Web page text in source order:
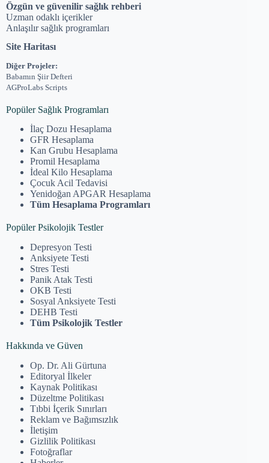
Özgün ve güvenilir sağlık rehberi
Uzman odaklı içerikler
Anlaşılır sağlık programları
Site Haritası
Diğer Projeler:
Babamın Şiir Defteri
AGProLabs Scripts
Popüler Sağlık Programları
İlaç Dozu Hesaplama
GFR Hesaplama
Kan Grubu Hesaplama
Promil Hesaplama
İdeal Kilo Hesaplama
Çocuk Acil Tedavisi
Yenidoğan APGAR Hesaplama
Tüm Hesaplama Programları
Popüler Psikolojik Testler
Depresyon Testi
Anksiyete Testi
Stres Testi
Panik Atak Testi
OKB Testi
Sosyal Anksiyete Testi
DEHB Testi
Tüm Psikolojik Testler
Hakkında ve Güven
Op. Dr. Ali Gürtuna
Editoryal İlkeler
Kaynak Politikası
Düzeltme Politikası
Tıbbi İçerik Sınırları
Reklam ve Bağımsızlık
İletişim
Gizlilik Politikası
Fotoğraflar